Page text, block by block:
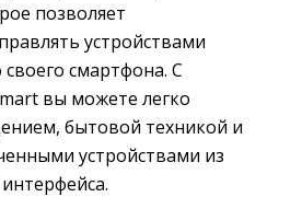
позволяет
устройствами
смартфона. С
вы можете легко
бытовой техникой и
устройствами из